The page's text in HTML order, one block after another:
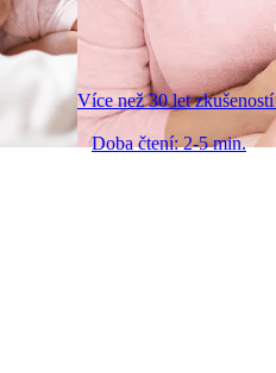
Více než 30 let
Doba čtení: 2-5 min.